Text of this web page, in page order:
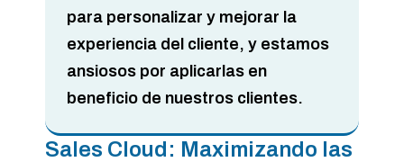
para personalizar y mejorar la
experiencia del cliente, y estamos
ansiosos por aplicarlas en
beneficio de nuestros clientes.
Sales Cloud: Maximizando las